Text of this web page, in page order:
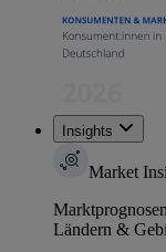
Insights
Market
Ländern &